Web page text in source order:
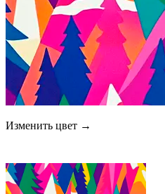
Изменить цвет →